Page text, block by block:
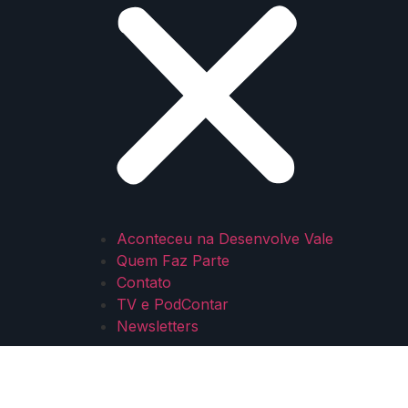
Aconteceu na Desenvolve Vale
Quem Faz Parte
Contato
TV e PodContar
Newsletters